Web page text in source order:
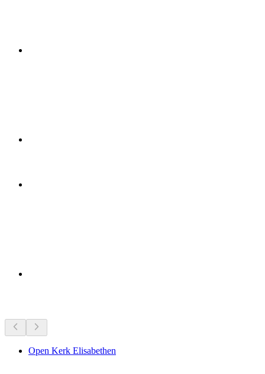
Open Kerk Elisabethen